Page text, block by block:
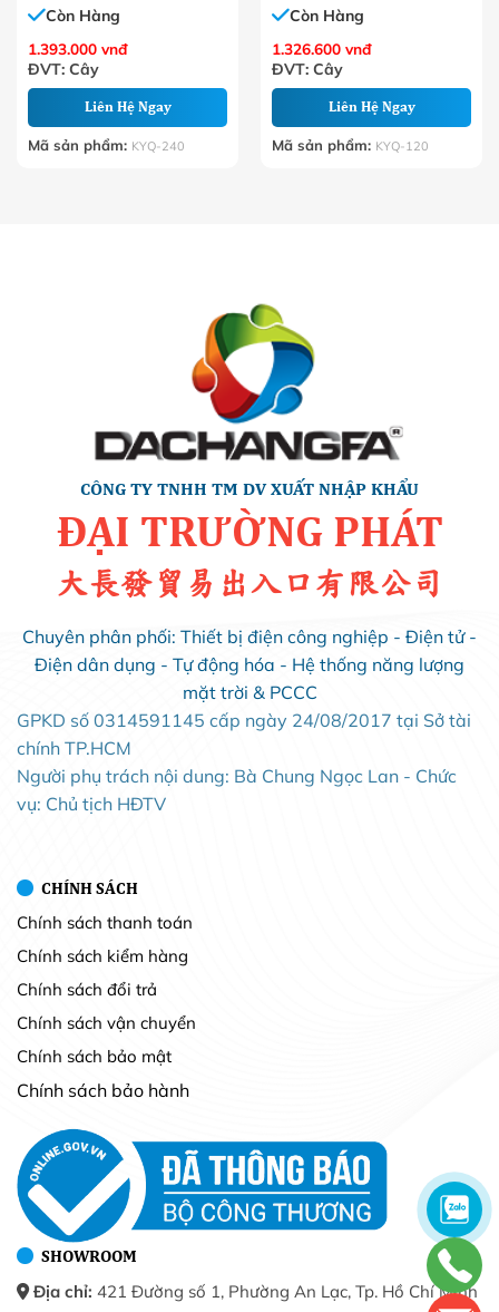
Còn Hàng
1.393.000 vnđ
ĐVT: Cây
Liên Hệ Ngay
Mã sản phẩm: KYQ-240
Còn Hàng
1.326.600 vnđ
ĐVT: Cây
Liên Hệ Ngay
Mã sản phẩm: KYQ-120
CÔNG TY TNHH TM DV XUẤT NHẬP KHẨU
ĐẠI TRƯỜNG PHÁT
大長發貿易出入口有限公司
Chuyên phân phối: Thiết bị điện công nghiệp - Điện tử -
Điện dân dụng - Tự động hóa - Hệ thống năng lượng
mặt trời & PCCC
GPKD số 0314591145 cấp ngày 24/08/2017 tại Sở tài
chính TP.HCM
Người phụ trách nội dung: Bà Chung Ngọc Lan - Chức
vụ: Chủ tịch HĐTV
CHÍNH SÁCH
Chính sách thanh toán
Chính sách kiểm hàng
Chính sách đổi trả
Chính sách vận chuyển
Chính sách bảo mật
Chính sách bảo hành
SHOWROOM
Địa chỉ: 421 Đường số 1, Phường An Lạc, Tp. Hồ Chí Minh